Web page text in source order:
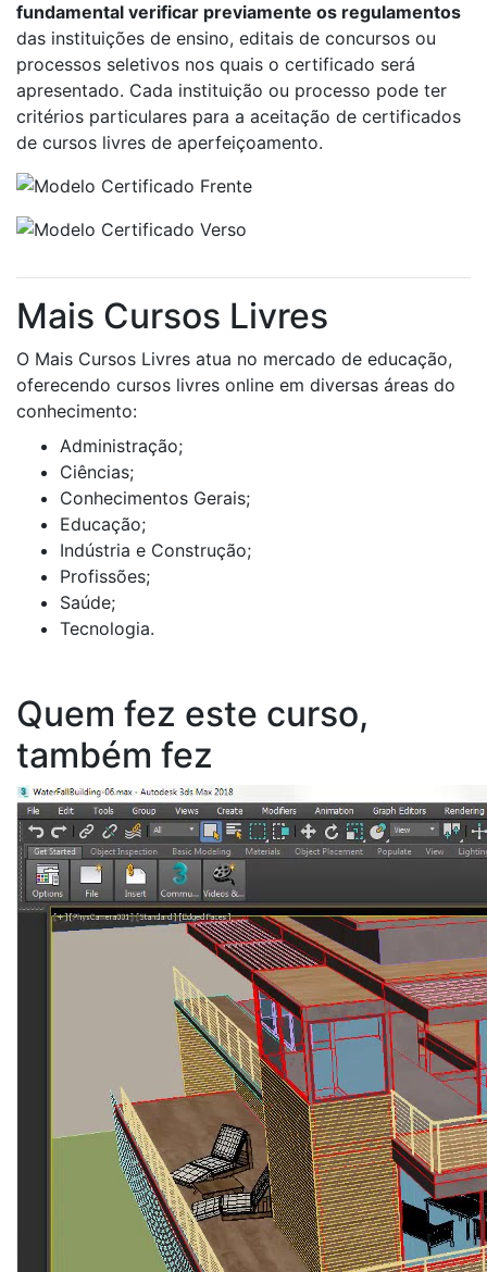
fundamental verificar previamente os regulamentos
das instituições de ensino, editais de concursos ou
processos seletivos nos quais o certificado será
apresentado. Cada instituição ou processo pode ter
critérios particulares para a aceitação de certificados
de cursos livres de aperfeiçoamento.
Mais Cursos Livres
O Mais Cursos Livres atua no mercado de educação,
oferecendo cursos livres online em diversas áreas do
conhecimento:
Administração;
Ciências;
Conhecimentos Gerais;
Educação;
Indústria e Construção;
Profissões;
Saúde;
Tecnologia.
Quem fez este curso,
também fez